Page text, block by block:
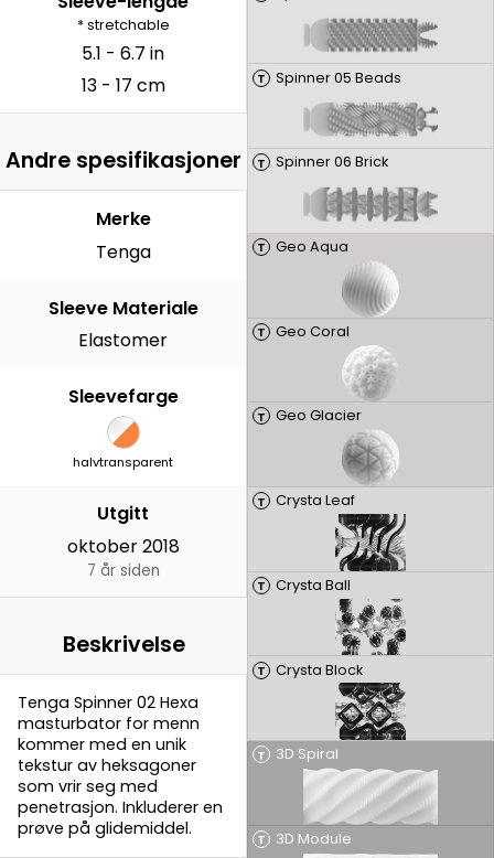
T Spinner 05 Beads
T Spinner 06 Brick
T Geo Aqua
T Geo Coral
T Geo Glacier
T Crysta Leaf
T Crysta Ball
T Crysta Block
T 3D Spiral
T 3D Module
* stretchable
5.1 - 6.7 in
13 - 17 cm
Andre spesifikasjoner
Merke
Tenga
Sleeve Materiale
Elastomer
Sleevefarge
halvtransparent
Utgitt
oktober 2018
7 år siden
Beskrivelse
Tenga Spinner 02 Hexa
masturbator for menn
kommer med en unik
tekstur av heksagoner
som vrir seg med
penetrasjon. Inkluderer en
prøve på glidemiddel.